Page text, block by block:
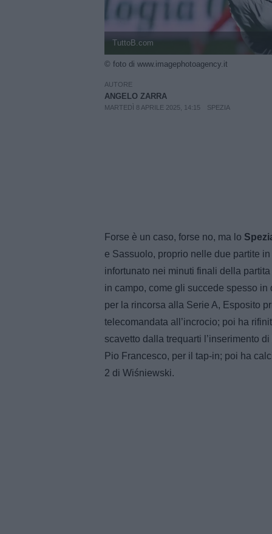
TuttoB.com
© foto di www.imagephotoagency.it
AUTORE
ANGELO ZARRA
MARTEDÌ 8 APRILE 2025, 14:15 SPEZIA
Forse è un caso, forse no, ma lo
e Sassuolo, proprio nelle due partite in
infortunato nei minuti finali della
in campo, come gli succede spesso
per la rincorsa alla Serie A, Esposito
telecomandata all’incrocio; poi ha
scavetto dalla trequarti l’inserimento
Pio Francesco, per il tap-in; poi ha
2 di Wiśniewski.